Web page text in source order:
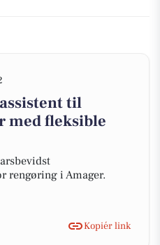
til
med fleksible
rengøring i Amager.
Kopiér link